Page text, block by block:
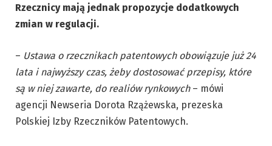
Rzecznicy mają jednak propozycje dodatkowych
zmian w regulacji.
– Ustawa o rzecznikach patentowych obowiązuje już 24
lata i najwyższy czas, żeby dostosować przepisy, które
są w niej zawarte, do realiów rynkowych– mówi
agencji Newseria Dorota Rzążewska, prezeska
Polskiej Izby Rzeczników Patentowych.